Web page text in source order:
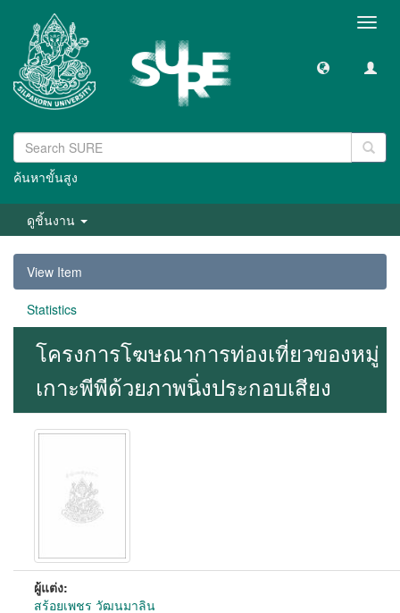
ค้นหาขั้นสูง
ดูชิ้นงาน
View Item
Statistics
โครงการโฆษณาการท่องเที่ยวของหมู่
เกาะพีพีด้วยภาพนิ่งประกอบเสียง
ผู้แต่ง:
สร้อยเพชร วัฒนมาลิน